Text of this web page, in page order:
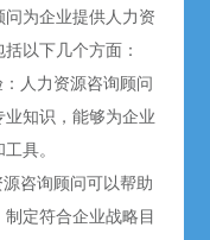
为企业提供人力资
以下几个方面：
人力资源咨询顾问
知识，能够为企业
具。
咨询顾问可以帮助
定符合企业战略目